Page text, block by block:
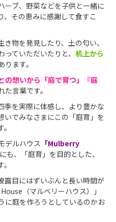
ーブ、野菜などを子供と一緒に
、その恵みに感謝して食すこ
き物を発見したり、土の匂い、
ていただいたりと、 机上から
ります。
想いから「庭で育つ」
『庭
言葉です。
季を実際に体感し、より豊かな
いでみなさまにこの「庭育」を
デルハウス 「Mulberry
にも、「庭育」を目的とした、
露目にはずいぶんと長い時間が
（マルベリーハウス）」
に庭を作ろうとしているのかお